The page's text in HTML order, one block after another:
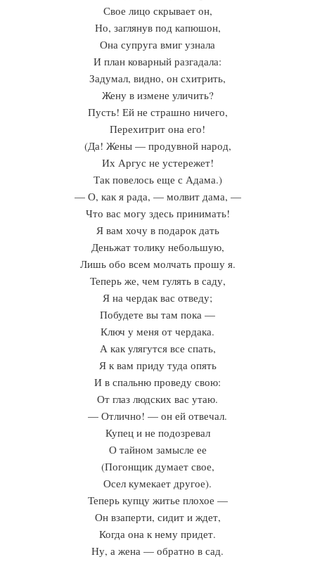
Свое лицо скрывает он,
Но, заглянув под капюшон,
Она супруга вмиг узнала
И план коварный разгадала:
Задумал, видно, он схитрить,
Жену в измене уличить?
Пусть! Ей не страшно ничего,
Перехитрит она его!
(Да! Жены — продувной народ,
Их Аргус не устережет!
Так повелось еще с Адама.)
— О, как я рада, — молвит дама, —
Что вас могу здесь принимать!
Я вам хочу в подарок дать
Деньжат толику небольшую,
Лишь обо всем молчать прошу я.
Теперь же, чем гулять в саду,
Я на чердак вас отведу;
Побудете вы там пока —
Ключ у меня от чердака.
А как улягутся все спать,
Я к вам приду туда опять
И в спальню проведу свою:
От глаз людских вас утаю.
— Отлично! — он ей отвечал.
Купец и не подозревал
О тайном замысле ее
(Погонщик думает свое,
Осел кумекает другое).
Теперь купцу житье плохое —
Он взаперти, сидит и ждет,
Когда она к нему придет.
Ну, а жена — обратно в сад.